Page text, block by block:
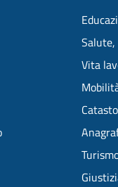
Salute,
Vita